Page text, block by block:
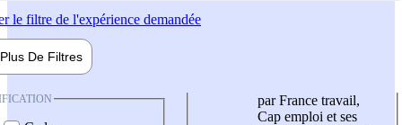
le filtre de l'expérience demandée
Plus De Filtres
par France travail,
Cap emploi et ses